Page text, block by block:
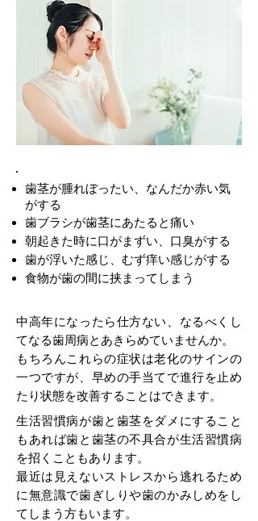
歯茎が腫れぼったい、なんだか赤い気
がする
歯ブラシが歯茎にあたると痛い
朝起きた時に口がまずい、口臭がする
歯が浮いた感じ、むず痒い感じがする
食物が歯の間に挟まってしまう
中高年になったら仕方ない、なるべくし
てなる歯周病とあきらめていませんか。
もちろんこれらの症状は老化のサインの
一つですが、早めの手当てで進行を止め
たり状態を改善することはできます。
生活習慣病が歯と歯茎をダメにすること
もあれば歯と歯茎の不具合が生活習慣病
を招くこともあります。
最近は見えないストレスから逃れるため
に無意識で歯ぎしりや歯のかみしめをし
てしまう方もいます。